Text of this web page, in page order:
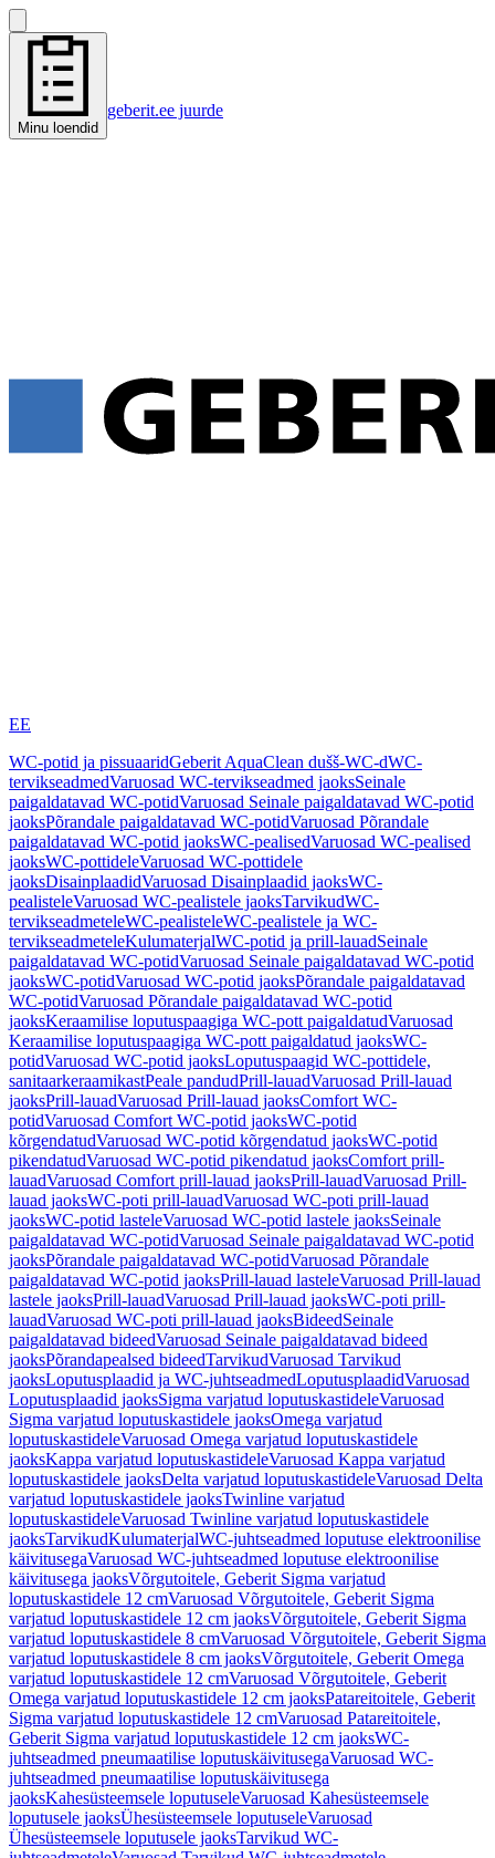
Minu loendid
geberit.ee juurde
EE
WC-potid ja pissuaaridGeberit AquaClean dušš-WC-dWC-
tervikseadmedVaruosad WC-tervikseadmed jaoksSeinale
paigaldatavad WC-potidVaruosad Seinale paigaldatavad WC-potid
jaoksPõrandale paigaldatavad WC-potidVaruosad Põrandale
paigaldatavad WC-potid jaoksWC-pealisedVaruosad WC-pealised
jaoksWC-pottideleVaruosad WC-pottidele
jaoksDisainplaadidVaruosad Disainplaadid jaoksWC-
pealisteleVaruosad WC-pealistele jaoksTarvikudWC-
tervikseadmeteleWC-pealisteleWC-pealistele ja WC-
tervikseadmeteleKulumaterjalWC-potid ja prill-lauadSeinale
paigaldatavad WC-potidVaruosad Seinale paigaldatavad WC-potid
jaoksWC-potidVaruosad WC-potid jaoksPõrandale paigaldatavad
WC-potidVaruosad Põrandale paigaldatavad WC-potid
jaoksKeraamilise loputuspaagiga WC-pott paigaldatudVaruosad
Keraamilise loputuspaagiga WC-pott paigaldatud jaoksWC-
potidVaruosad WC-potid jaoksLoputuspaagid WC-pottidele,
sanitaarkeraamikastPeale pandudPrill-lauadVaruosad Prill-lauad
jaoksPrill-lauadVaruosad Prill-lauad jaoksComfort WC-
potidVaruosad Comfort WC-potid jaoksWC-potid
kõrgendatudVaruosad WC-potid kõrgendatud jaoksWC-potid
pikendatudVaruosad WC-potid pikendatud jaoksComfort prill-
lauadVaruosad Comfort prill-lauad jaoksPrill-lauadVaruosad Prill-
lauad jaoksWC-poti prill-lauadVaruosad WC-poti prill-lauad
jaoksWC-potid lasteleVaruosad WC-potid lastele jaoksSeinale
paigaldatavad WC-potidVaruosad Seinale paigaldatavad WC-potid
jaoksPõrandale paigaldatavad WC-potidVaruosad Põrandale
paigaldatavad WC-potid jaoksPrill-lauad lasteleVaruosad Prill-lauad
lastele jaoksPrill-lauadVaruosad Prill-lauad jaoksWC-poti prill-
lauadVaruosad WC-poti prill-lauad jaoksBideedSeinale
paigaldatavad bideedVaruosad Seinale paigaldatavad bideed
jaoksPõrandapealsed bideedTarvikudVaruosad Tarvikud
jaoksLoputusplaadid ja WC-juhtseadmedLoputusplaadidVaruosad
Loputusplaadid jaoksSigma varjatud loputuskastideleVaruosad
Sigma varjatud loputuskastidele jaoksOmega varjatud
loputuskastideleVaruosad Omega varjatud loputuskastidele
jaoksKappa varjatud loputuskastideleVaruosad Kappa varjatud
loputuskastidele jaoksDelta varjatud loputuskastideleVaruosad Delta
varjatud loputuskastidele jaoksTwinline varjatud
loputuskastideleVaruosad Twinline varjatud loputuskastidele
jaoksTarvikudKulumaterjalWC-juhtseadmed loputuse elektroonilise
käivitusegaVaruosad WC-juhtseadmed loputuse elektroonilise
käivitusega jaoksVõrgutoitele, Geberit Sigma varjatud
loputuskastidele 12 cmVaruosad Võrgutoitele, Geberit Sigma
varjatud loputuskastidele 12 cm jaoksVõrgutoitele, Geberit Sigma
varjatud loputuskastidele 8 cmVaruosad Võrgutoitele, Geberit Sigma
varjatud loputuskastidele 8 cm jaoksVõrgutoitele, Geberit Omega
varjatud loputuskastidele 12 cmVaruosad Võrgutoitele, Geberit
Omega varjatud loputuskastidele 12 cm jaoksPatareitoitele, Geberit
Sigma varjatud loputuskastidele 12 cmVaruosad Patareitoitele,
Geberit Sigma varjatud loputuskastidele 12 cm jaoksWC-
juhtseadmed pneumaatilise loputuskäivitusegaVaruosad WC-
juhtseadmed pneumaatilise loputuskäivitusega
jaoksKahesüsteemsele loputuseleVaruosad Kahesüsteemsele
loputusele jaoksÜhesüsteemsele loputuseleVaruosad
Ühesüsteemsele loputusele jaoksTarvikud WC-